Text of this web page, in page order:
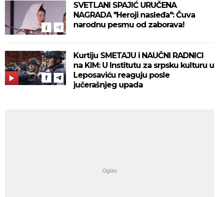
SVETLANI SPAJIĆ URUČENA
NAGRADA "Heroji nasleđa": Čuva
narodnu pesmu od zaborava!
Kurtiju SMETAJU i NAUČNI RADNICI
na KIM: U Institutu za srpsku kulturu u
Leposaviću reaguju posle
jučerašnjeg upada